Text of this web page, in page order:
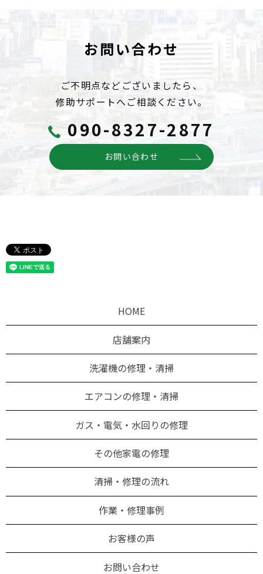
お問い合わせ
ご不明点などございましたら、
修助サポートへご相談ください。
090-8327-2877
お問い合わせ
HOME
店舗案内
洗濯機の修理・清掃
エアコンの修理・清掃
ガス・電気・水回りの修理
その他家電の修理
清掃・修理の流れ
作業・修理事例
お客様の声
お問い合わせ